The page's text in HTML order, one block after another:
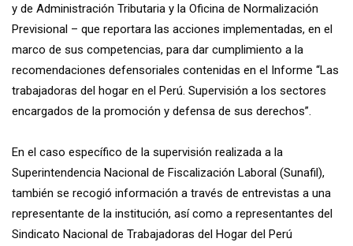
y de Administración Tributaria y la Oficina de Normalización
Previsional – que reportara las acciones implementadas, en el
marco de sus competencias, para dar cumplimiento a la
recomendaciones defensoriales contenidas en el Informe “Las
trabajadoras del hogar en el Perú. Supervisión a los sectores
encargados de la promoción y defensa de sus derechos”.
En el caso específico de la supervisión realizada a la
Superintendencia Nacional de Fiscalización Laboral (Sunafil),
también se recogió información a través de entrevistas a una
representante de la institución, así como a representantes del
Sindicato Nacional de Trabajadoras del Hogar del Perú